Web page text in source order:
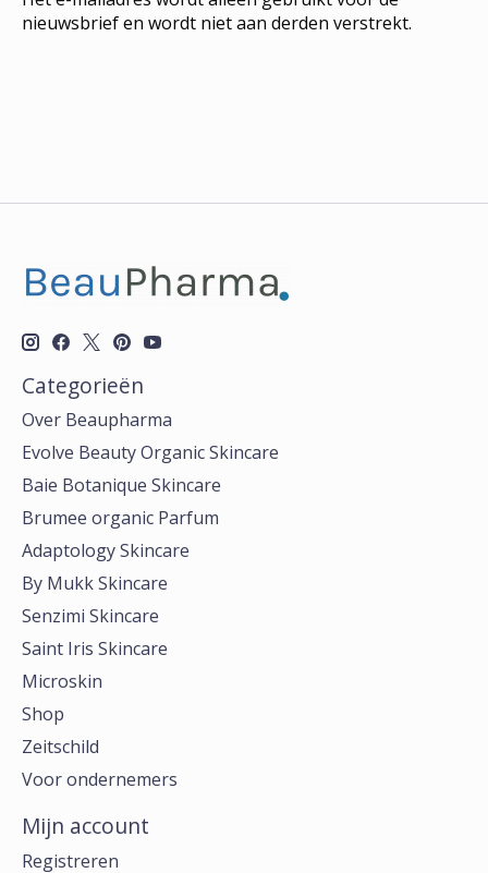
nieuwsbrief en wordt niet aan derden verstrekt.
Categorieën
Over Beaupharma
Evolve Beauty Organic Skincare
Baie Botanique Skincare
Brumee organic Parfum
Adaptology Skincare
By Mukk Skincare
Senzimi Skincare
Saint Iris Skincare
Microskin
Shop
Zeitschild
Voor ondernemers
Mijn account
Registreren